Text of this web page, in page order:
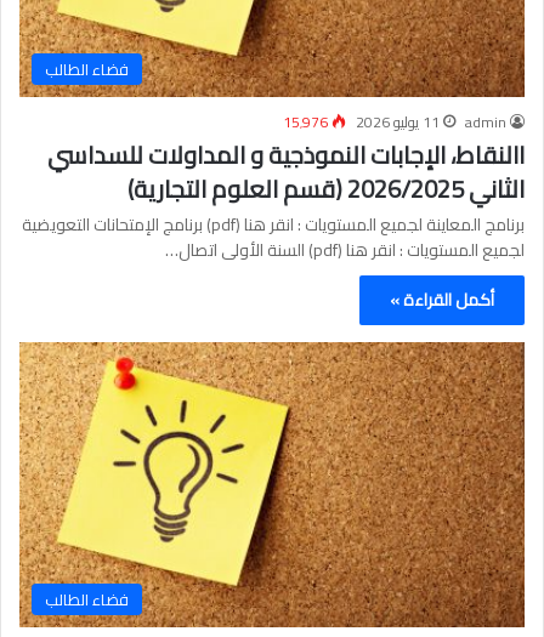
فضاء الطالب
admin 11 يوليو 2026 15٬976
االنقاط، الإجابات النموذجية و المداولات للسداسي
الثاني 2026/2025 (قسم العلوم التجارية)
برنامج المعاينة لجميع المستويات : انقر هنا (pdf) برنامج الإمتحانات التعويضية
لجميع المستويات : انقر هنا (pdf) السنة الأولى اتصال…
أكمل القراءة »
فضاء الطالب